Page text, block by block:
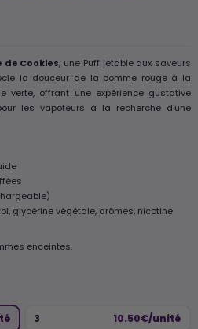
de Cookies, une Puff jetable aux saveurs
la douceur de la pomme rouge à la
verte, offrant une expérience gustative
les vapoteurs à la recherche d'une
glycérine végétale, arômes, nicotine
enceintes.
3 10.50€/unité